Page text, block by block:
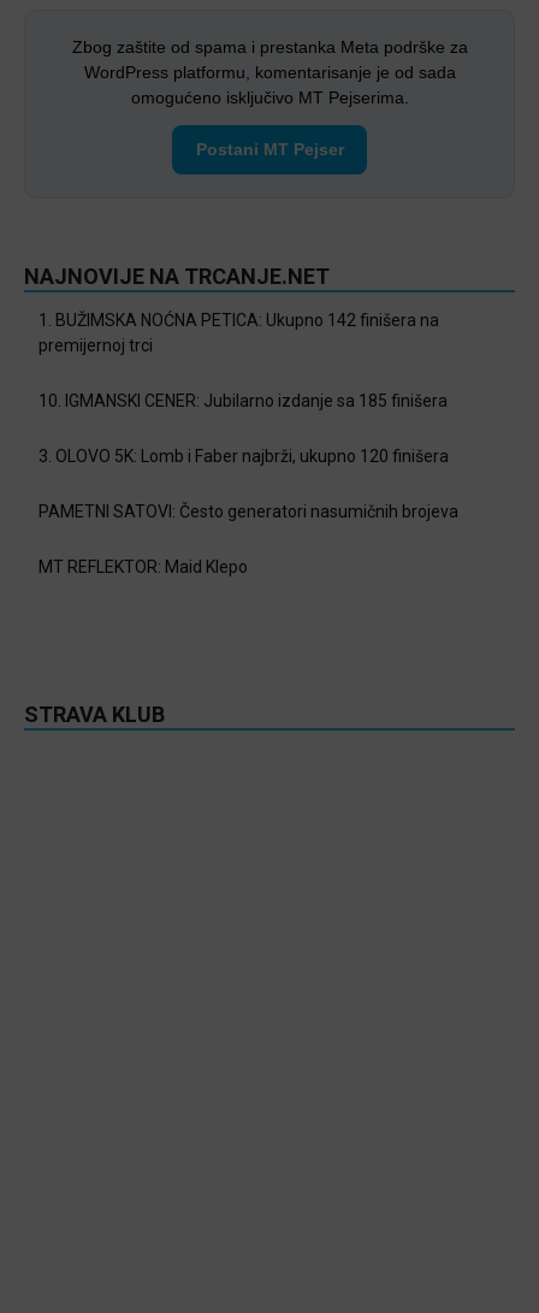
Zbog zaštite od spama i prestanka Meta podrške za
WordPress platformu, komentarisanje je od sada
omogućeno isključivo MT Pejserima.
Postani MT Pejser
NAJNOVIJE NA TRCANJE.NET
1. BUŽIMSKA NOĆNA PETICA: Ukupno 142 finišera na
premijernoj trci
10. IGMANSKI CENER: Jubilarno izdanje sa 185 finišera
3. OLOVO 5K: Lomb i Faber najbrži, ukupno 120 finišera
PAMETNI SATOVI: Često generatori nasumičnih brojeva
MT REFLEKTOR: Maid Klepo
STRAVA KLUB